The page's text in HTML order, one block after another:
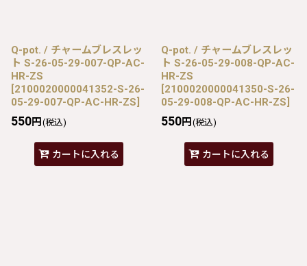
Q-pot. / チャームブレスレッ
ト S-26-05-29-007-QP-AC-
HR-ZS
[2100020000041352-S-26-
05-29-007-QP-AC-HR-ZS]
550円 (税込)
カートに入れる
Q-pot. / チャームブレスレッ
ト S-26-05-29-008-QP-AC-
HR-ZS
[2100020000041350-S-26-
05-29-008-QP-AC-HR-ZS]
550円 (税込)
カートに入れる